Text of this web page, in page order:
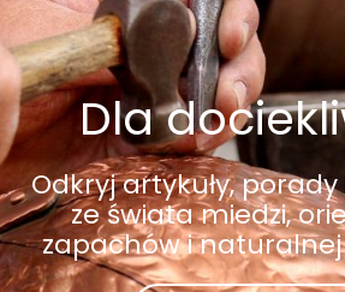
Dla
Odkryj artykuły,
ze świata miedzi,
zapachów i